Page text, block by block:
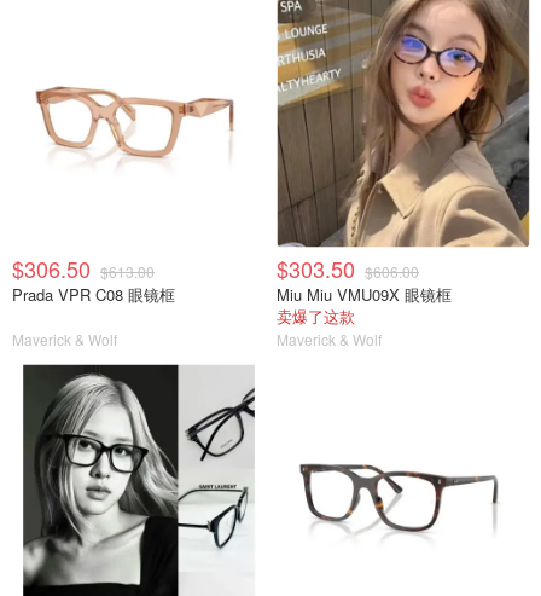
$306.50 $613.00
Prada VPR C08 眼镜框
Maverick & Wolf
$303.50 $606.00
Miu Miu VMU09X 眼镜框
卖爆了这款
Maverick & Wolf